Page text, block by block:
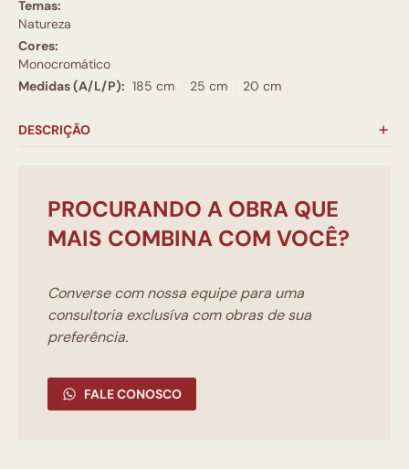
Temas:
Natureza
Cores:
Monocromático
Medidas (A/L/P): 185 cm 25 cm 20 cm
DESCRIÇÃO
PROCURANDO A OBRA QUE
MAIS COMBINA COM VOCÊ?
Converse com nossa equipe para uma
consultoria exclusíva com obras de sua
preferência.
FALE CONOSCO